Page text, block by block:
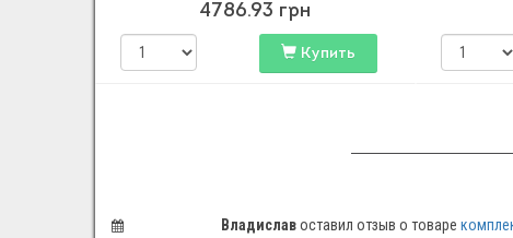
4786.93 грн
Купить
Владиславоставил отзыв о товаре